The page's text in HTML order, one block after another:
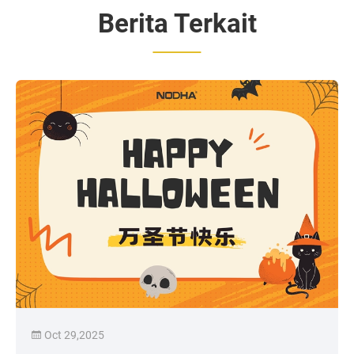
Berita Terkait
Oct 29,2025